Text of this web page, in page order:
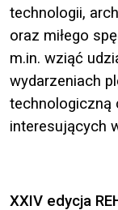
technologii,
oraz miłego
m.in. wziąć
wydarzeniach
technologiczną
interesujących
XXIV edycja